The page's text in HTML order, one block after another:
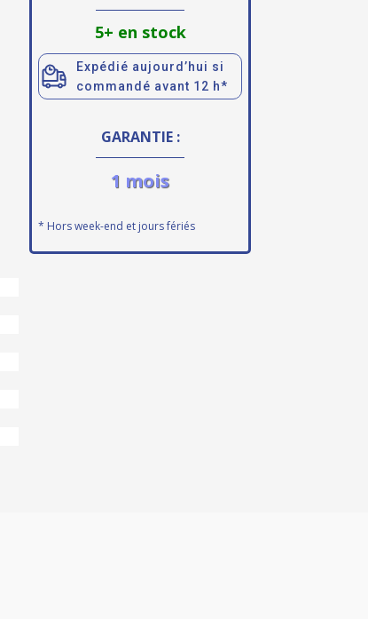
5+ en stock
Expédié aujourd’hui si
commandé avant 12 h*
GARANTIE :
1 mois
* Hors week-end et jours fériés